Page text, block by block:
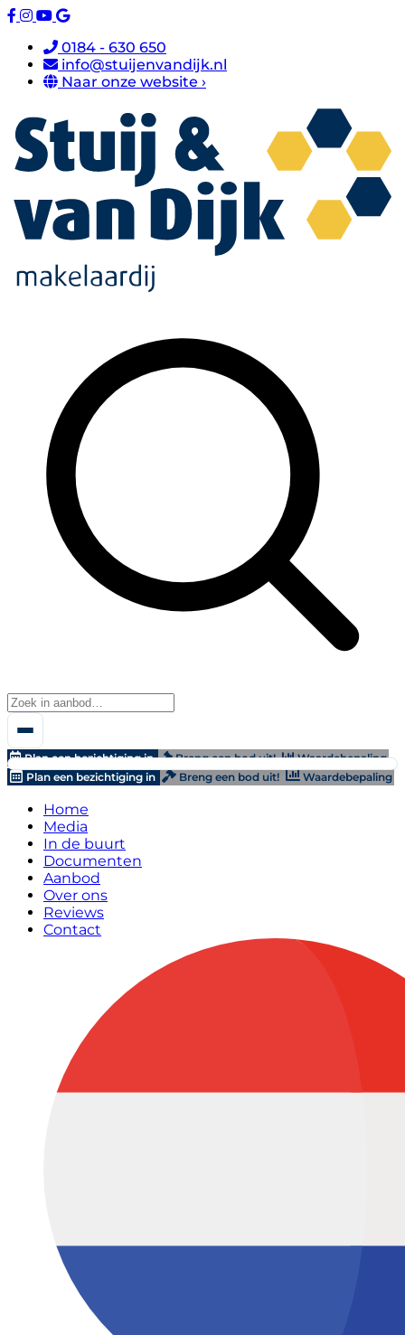
0184 - 630 650
info@stuijenvandijk.nl
Naar onze website ›
Plan een bezichtiging in Breng een bod uit!
Waardebepaling
Plan een bezichtiging in
Breng een bod uit! Waardebepaling
Home
Media
In de buurt
Documenten
Aanbod
Over ons
Reviews
Contact